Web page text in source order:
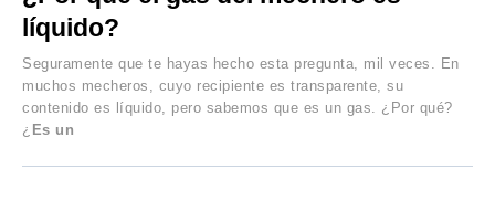
líquido?
Seguramente que te hayas hecho esta pregunta, mil veces. En
muchos mecheros, cuyo recipiente es transparente, su
contenido es líquido, pero sabemos que es un gas. ¿Por qué?
¿ Es un